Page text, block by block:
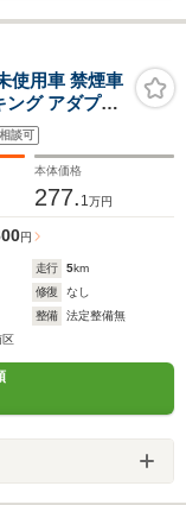
用車 禁煙車
ング アダプテ
ー ブライン
ートキー 純正
談可
本体価格
277. 1 万円
円
走行 5km
修復
なし
整備
法定整備無
区